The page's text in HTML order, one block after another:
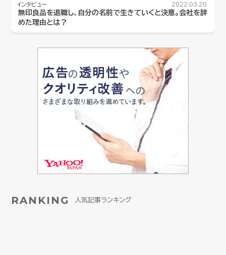
インタビュー 2022.03.20
無印良品を退職し、自分の名前で生きていくと決意。会社を辞
めた理由とは？
RANKING 人気記事ランキング